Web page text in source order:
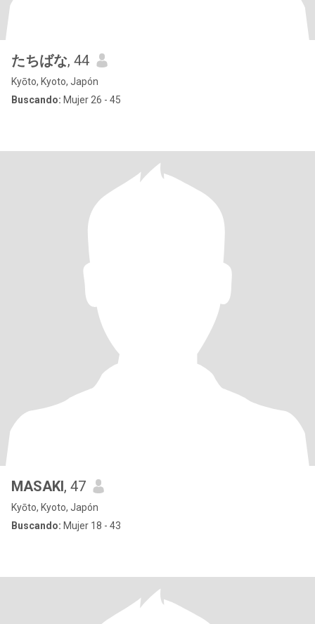
たちばな, 44
Kyōto, Kyoto, Japón
Buscando: Mujer 26 - 45
MASAKI, 47
Kyōto, Kyoto, Japón
Buscando: Mujer 18 - 43